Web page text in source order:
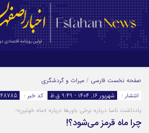
رمز عبور
صفحه نخست فارسی / میراث و گردشگری
انتشار :
شهریور ۱۶, ۱۴۰۴ - 9:49 ق.ظ کد خبر : 48785
یادداشت ناسا درباره برخی باورها درباره «ماه خونین»؛
چرا ماه قرمز می‌شود؟!